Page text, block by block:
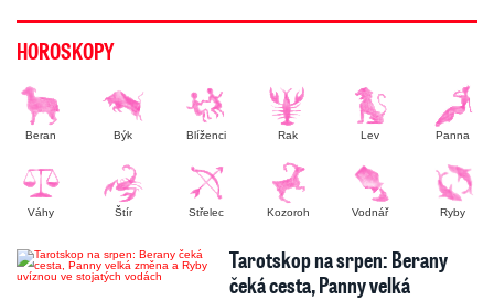
HOROSKOPY
Beran Býk Blíženci Rak Lev Panna
Váhy Štír Střelec Kozoroh Vodnář Ryby
Tarotskop na srpen: Berany
čeká cesta, Panny velká